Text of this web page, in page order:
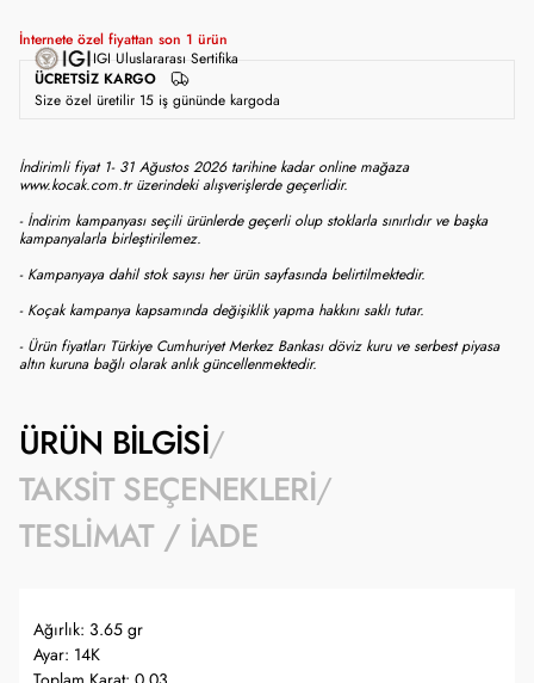
İnternete özel fiyattan son 1 ürün
ÜCRETSIZ KARGO
IGI Uluslararası Sertifika
Size özel üretilir 15 iş gününde kargoda
İndirimli fiyat 1- 31 Ağustos 2026 tarihine kadar online mağaza
www.kocak.com.tr üzerindeki alışverişlerde geçerlidir.
- İndirim kampanyası seçili ürünlerde geçerli olup stoklarla sınırlıdır ve başka
kampanyalarla birleştirilemez.
- Kampanyaya dahil stok sayısı her ürün sayfasında belirtilmektedir.
- Koçak kampanya kapsamında değişiklik yapma hakkını saklı tutar.
- Ürün fiyatları Türkiye Cumhuriyet Merkez Bankası döviz kuru ve serbest piyasa
altın kuruna bağlı olarak anlık güncellenmektedir.
ÜRÜN BILGISI
TAKSIT SEÇENEKLERI
TESLIMAT / İADE
Ağırlık: 3.65 gr
Ayar: 14K